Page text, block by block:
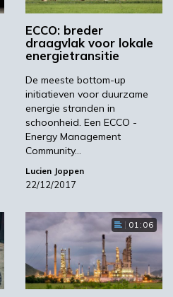
ECCO: breder
draagvlak voor lokale
energietransitie
De meeste bottom-up
initiatieven voor duurzame
energie stranden in
schoonheid. Een ECCO -
Energy Management
Community…
Lucien Joppen
22/12/2017
01:06